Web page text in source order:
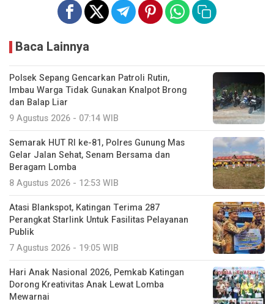
Baca Lainnya
Polsek Sepang Gencarkan Patroli Rutin,
Imbau Warga Tidak Gunakan Knalpot Brong
dan Balap Liar
9 Agustus 2026 - 07:14 WIB
Semarak HUT RI ke-81, Polres Gunung Mas
Gelar Jalan Sehat, Senam Bersama dan
Beragam Lomba
8 Agustus 2026 - 12:53 WIB
Atasi Blankspot, Katingan Terima 287
Perangkat Starlink Untuk Fasilitas Pelayanan
Publik
7 Agustus 2026 - 19:05 WIB
Hari Anak Nasional 2026, Pemkab Katingan
Dorong Kreativitas Anak Lewat Lomba
Mewarnai